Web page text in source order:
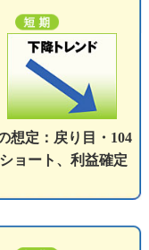
想定：戻り目・104
ョート、利益確定